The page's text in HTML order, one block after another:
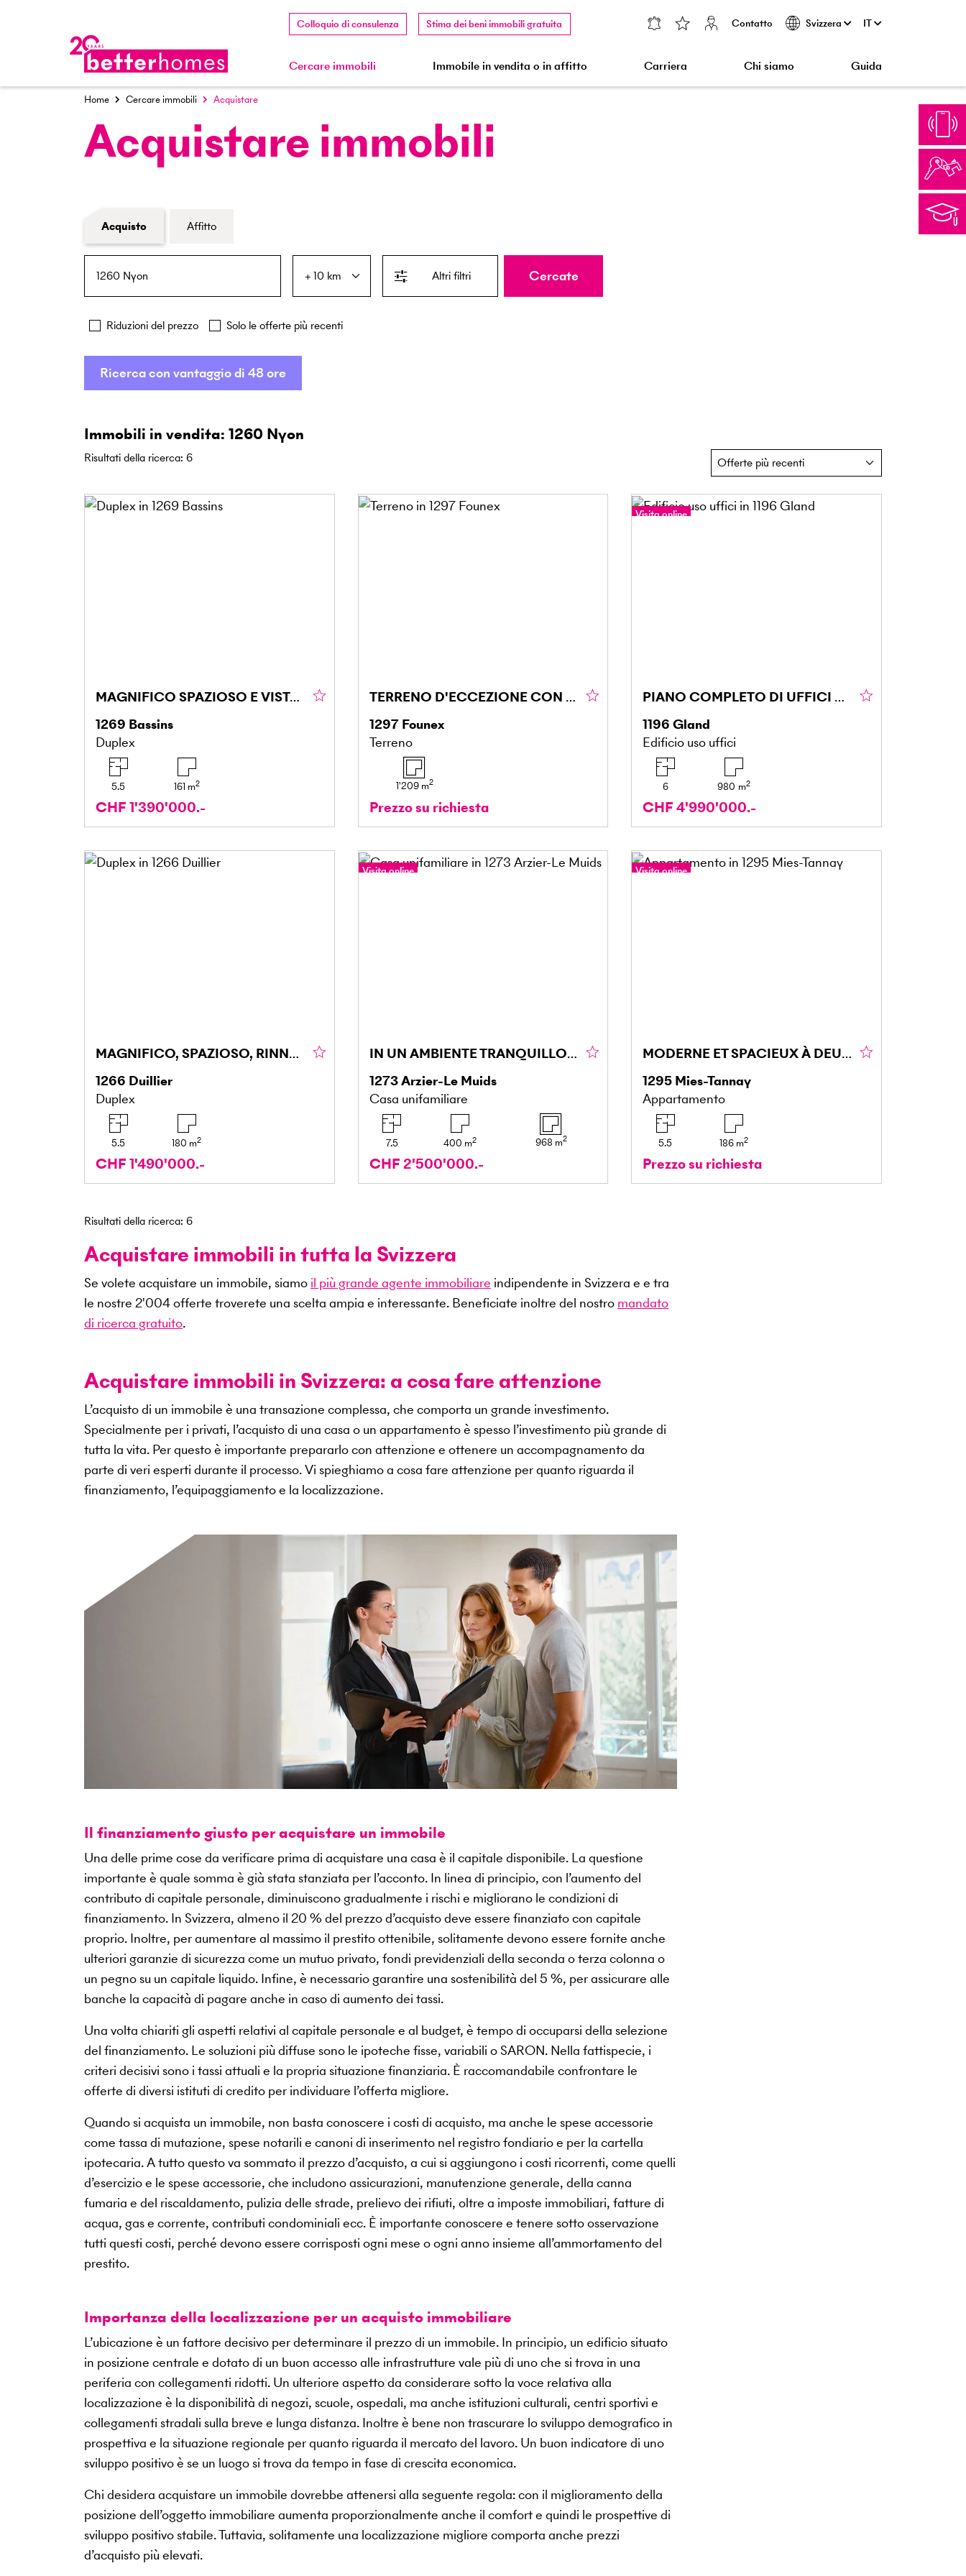
Colloquio di consulenza Stima dei beni immobili gratuita Contatto Svizzera IT
Cercare immobili Immobile in vendita o in affitto Carriera Chi siamo Guida
Home Cercare immobili Acquistare
Acquistare immobili
Modulo di ricerca immobiliare
Acquisto
Affitto
Altri filtri
Riduzioni del prezzo Solo le offerte più recenti
Cercate
Ricerca con vantaggio di 48 ore
Immobili in vendita: 1260 Nyon
Risultati della ricerca: 6
MAGNIFICO SPAZIOSO E VISTA PANORAMICA SUL LAGO
1269 Bassins
Duplex
5.5 161 m2
CHF 1'390'000.-
TERRENO D'ECCEZIONE CON LICENZA IN VIGORE!
1297 Founex
Terreno
1'209 m2
Prezzo su richiesta
Visita online
PIANO COMPLETO DI UFFICI CON 36 POSTI AUTO
1196 Gland
Edificio uso uffici
6 980 m2
CHF 4'990'000.-
MAGNIFICO, SPAZIOSO, RINNOVATO CON VISTA LIBERA
1266 Duillier
Duplex
5.5 180 m2
CHF 1'490'000.-
Visita online
IN UN AMBIENTE TRANQUILLO CON VISTA SUL LAGO
1273Arzier-Le Muids
Casa unifamiliare
7.5 400 m2 968 m2
CHF 2'500'000.-
Visita online
MODERNE ET SPACIEUX À DEUX PAS DU LAC
1295 Mies-Tannay
Appartamento
5.5 186 m2
Prezzo su richiesta
Risultati della ricerca: 6
Acquistare immobili in tutta la Svizzera
Se volete acquistare un immobile, siamo il più grande agente immobiliare indipendente in Svizzera e e tra
le nostre 2'004offerte troverete una scelta ampia e interessante. Beneficiate inoltre del nostro mandato
di ricerca gratuito.
Acquistare immobili in Svizzera: a cosa fare attenzione
L’acquisto di un immobile è una transazione complessa, che comporta un grande investimento.
Specialmente per i privati, l’acquisto di una casa o un appartamento è spesso l’investimento più grande di
tutta la vita. Per questo è importante prepararlo con attenzione e ottenere un accompagnamento da
parte di veri esperti durante il processo. Vi spieghiamo a cosa fare attenzione per quanto riguarda il
finanziamento, l’equipaggiamento e la localizzazione.
Il finanziamento giusto per acquistare un immobile
Una delle prime cose da verificare prima di acquistare una casa è il capitale disponibile. La questione
importante è quale somma è già stata stanziata per l’acconto. In linea di principio, con l’aumento del
contributo di capitale personale, diminuiscono gradualmente i rischi e migliorano le condizioni di
finanziamento. In Svizzera, almeno il 20 % del prezzo d’acquisto deve essere finanziato con capitale
proprio. Inoltre, per aumentare al massimo il prestito ottenibile, solitamente devono essere fornite anche
ulteriori garanzie di sicurezza come un mutuo privato, fondi previdenziali della seconda o terza colonna o
un pegno su un capitale liquido. Infine, è necessario garantire una sostenibilità del 5 %, per assicurare alle
banche la capacità di pagare anche in caso di aumento dei tassi.
Una volta chiariti gli aspetti relativi al capitale personale e al budget, è tempo di occuparsi della selezione
del finanziamento. Le soluzioni più diffuse sono le ipoteche fisse, variabili o SARON. Nella fattispecie, i
criteri decisivi sono i tassi attuali e la propria situazione finanziaria. È raccomandabile confrontare le
offerte di diversi istituti di credito per individuare l’offerta migliore.
Quando si acquista un immobile, non basta conoscere i costi di acquisto, ma anche le spese accessorie
come tassa di mutazione, spese notarili e canoni di inserimento nel registro fondiario e per la cartella
ipotecaria. A tutto questo va sommato il prezzo d’acquisto, a cui si aggiungono i costi ricorrenti, come quelli
d’esercizio e le spese accessorie, che includono assicurazioni, manutenzione generale, della canna
fumaria e del riscaldamento, pulizia delle strade, prelievo dei rifiuti, oltre a imposte immobiliari, fatture di
acqua, gas e corrente, contributi condominiali ecc. È importante conoscere e tenere sotto osservazione
tutti questi costi, perché devono essere corrisposti ogni mese o ogni anno insieme all’ammortamento del
prestito.
Importanza della localizzazione per un acquisto immobiliare
L’ubicazione è un fattore decisivo per determinare il prezzo di un immobile. In principio, un edificio situato
in posizione centrale e dotato di un buon accesso alle infrastrutture vale più di uno che si trova in una
periferia con collegamenti ridotti. Un ulteriore aspetto da considerare sotto la voce relativa alla
localizzazione è la disponibilità di negozi, scuole, ospedali, ma anche istituzioni culturali, centri sportivi e
collegamenti stradali sulla breve e lunga distanza. Inoltre è bene non trascurare lo sviluppo demografico in
prospettiva e la situazione regionale per quanto riguarda il mercato del lavoro. Un buon indicatore di uno
sviluppo positivo è se un luogo si trova da tempo in fase di crescita economica.
Chi desidera acquistare un immobile dovrebbe attenersi alla seguente regola: con il miglioramento della
posizione dell’oggetto immobiliare aumenta proporzionalmente anche il comfort e quindi le prospettive di
sviluppo positivo stabile. Tuttavia, solitamente una localizzazione migliore comporta anche prezzi
d’acquisto più elevati.